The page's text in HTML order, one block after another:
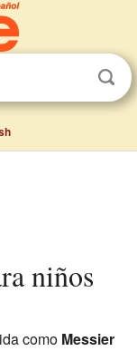
niños
como Messier